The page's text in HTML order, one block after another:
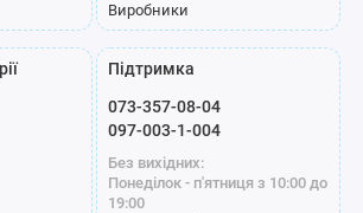
Виробники
Підтримка
073-357-08-04
097-003-1-004
Без вихідних:
Понеділок - п'ятниця з 10:00 до
19:00